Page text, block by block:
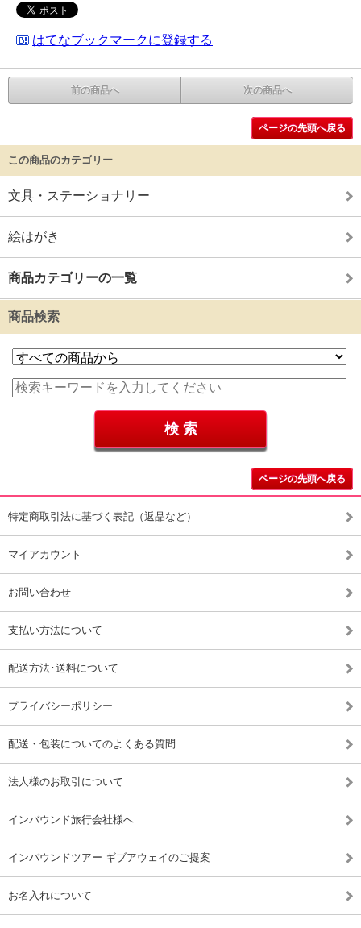
はてなブックマークに登録する
前の商品へ 次の商品へ
ページの先頭へ戻る
この商品のカテゴリー
文具・ステーショナリー
絵はがき
商品カテゴリーの一覧
商品検索
ページの先頭へ戻る
特定商取引法に基づく表記（返品など）
マイアカウント
お問い合わせ
支払い方法について
配送方法･送料について
プライバシーポリシー
配送・包装についてのよくある質問
法人様のお取引について
インバウンド旅行会社様へ
インバウンドツアー ギブアウェイのご提案
お名入れについて